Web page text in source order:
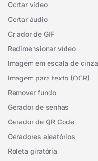
Cortar vídeo
Cortar áudio
Criador de GIF
Redimensionar vídeo
Imagem em escala de cinza
Imagem para texto (OCR)
Remover fundo
Gerador de senhas
Gerador de QR Code
Geradores aleatórios
Roleta giratória